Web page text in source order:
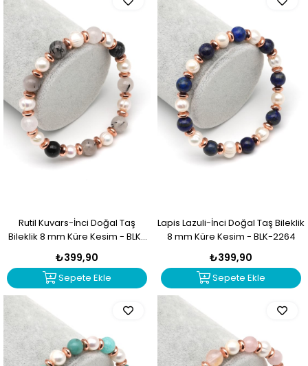
Rutil Kuvars-İnci Doğal Taş
Bileklik 8 mm Küre Kesim - BLK-
2265
₺399,90
Sepete Ekle
Lapis Lazuli-İnci Doğal Taş Bileklik
8 mm Küre Kesim - BLK-2264
₺399,90
Sepete Ekle